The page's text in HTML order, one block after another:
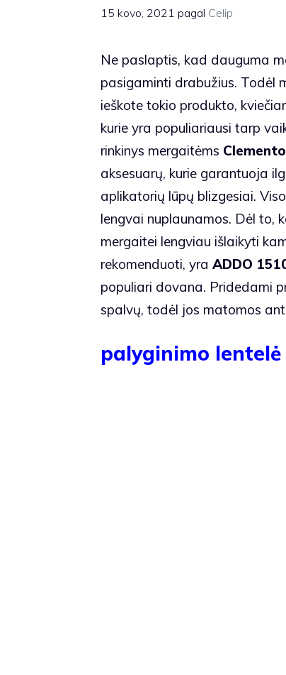
15 kovo, 2021 pagal Celip
Ne paslaptis, kad dauguma
pasigaminti drabužius. Todėl
ieškote tokio produkto,
kurie yra populiariausi tarp
rinkinys mergaitėms
aksesuarų, kurie garantuoja
aplikatorių lūpų blizgesiai.
lengvai nuplaunamos. Dėl to,
mergaitei lengviau išlaikyti
rekomenduoti, yra ADDO
populiari dovana. Pridedami
spalvų, todėl jos matomos
palyginimo lentelė